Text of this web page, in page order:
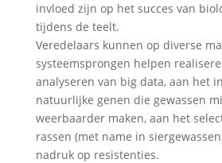
invloed zijn op het succes van
tijdens de teelt.
Veredelaars kunnen op diverse
systeemsprongen helpen
analyseren van big data, aan het
natuurlijke genen die gewassen
weerbaarder maken, aan het
rassen (met name in
nadruk op resistenties.